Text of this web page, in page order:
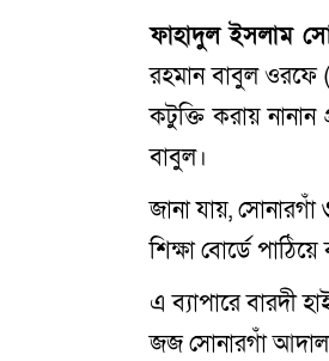
ফাহাদুল ইসলাম
রহমান বাবুল ওরফে (
কটুক্তি করায়
বাবুল।
জানা যায়,
শিক্ষা বোর্ডে
এ ব্যাপারে বারদী
জজ সোনারগাঁ